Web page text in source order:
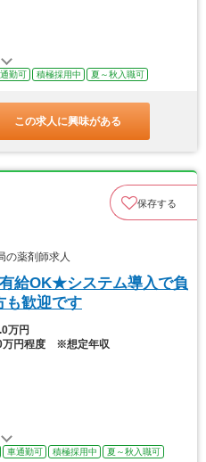
勤可 積極採用中 夏～秋入職可
この求人に興味がある
保存する
薬剤師求人
給OK★システム導入で負
も歓迎です
万円
万円程度 ※想定年収
車通勤可 積極採用中
夏～秋入職可